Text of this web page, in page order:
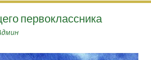
первоклассника